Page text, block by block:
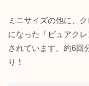
ミニサイズの他に、
になった「ピュアク
されています。約6回
り！